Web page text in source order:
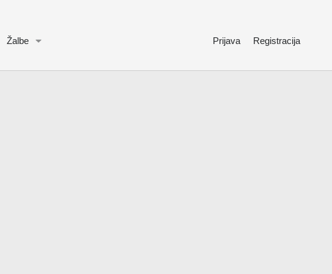
Žalbe Prijava Registracija